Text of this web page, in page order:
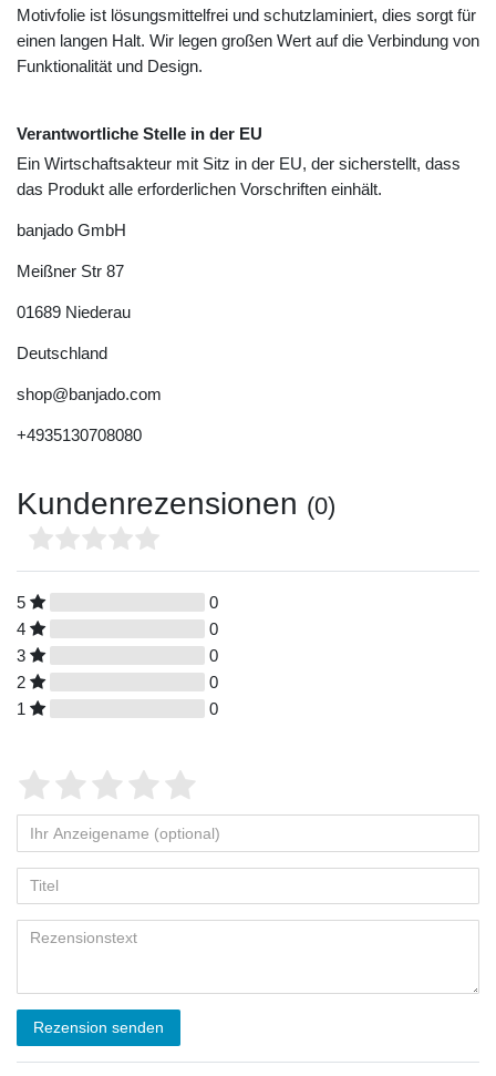
Motivfolie ist lösungsmittelfrei und schutzlaminiert, dies sorgt für
einen langen Halt. Wir legen großen Wert auf die Verbindung von
Funktionalität und Design.
Verantwortliche Stelle in der EU
Ein Wirtschaftsakteur mit Sitz in der EU, der sicherstellt, dass
das Produkt alle erforderlichen Vorschriften einhält.
banjado GmbH
Meißner Str 87
01689 Niederau
Deutschland
shop@banjado.com
+4935130708080
Kundenrezensionen (0)
5
0
4
0
3
0
2
0
1
0
Rezension senden